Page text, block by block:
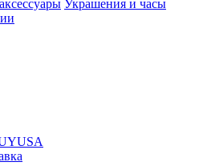
Украшения и часы